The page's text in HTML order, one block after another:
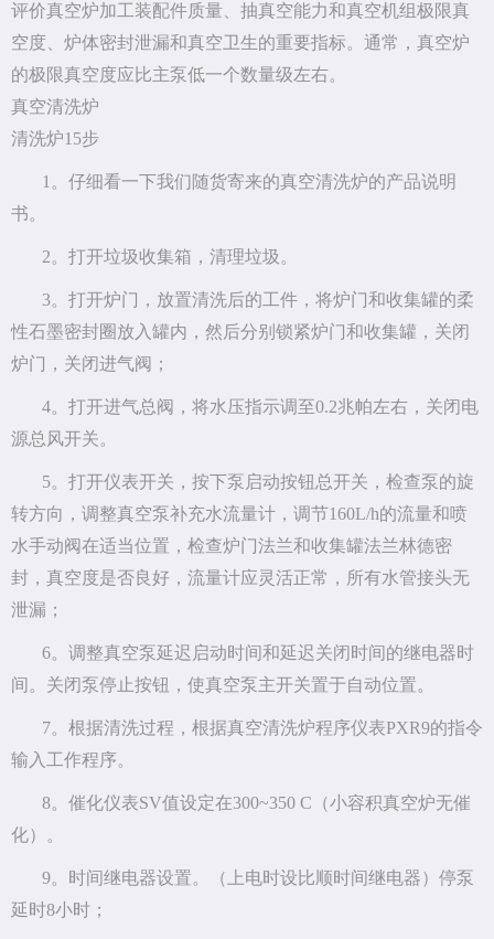
评价真空炉加工装配件质量、抽真空能力和真空机组极限真
空度、炉体密封泄漏和真空卫生的重要指标。通常，真空炉
的极限真空度应比主泵低一个数量级左右。
真空清洗炉
清洗炉15步
1。仔细看一下我们随货寄来的真空清洗炉的产品说明
书。
2。打开垃圾收集箱，清理垃圾。
3。打开炉门，放置清洗后的工件，将炉门和收集罐的柔
性石墨密封圈放入罐内，然后分别锁紧炉门和收集罐，关闭
炉门，关闭进气阀；
4。打开进气总阀，将水压指示调至0.2兆帕左右，关闭电
源总风开关。
5。打开仪表开关，按下泵启动按钮总开关，检查泵的旋
转方向，调整真空泵补充水流量计，调节160L/h的流量和喷
水手动阀在适当位置，检查炉门法兰和收集罐法兰林德密
封，真空度是否良好，流量计应灵活正常，所有水管接头无
泄漏；
6。调整真空泵延迟启动时间和延迟关闭时间的继电器时
间。关闭泵停止按钮，使真空泵主开关置于自动位置。
7。根据清洗过程，根据真空清洗炉程序仪表PXR9的指令
输入工作程序。
8。催化仪表SV值设定在300~350 C（小容积真空炉无催
化）。
9。时间继电器设置。（上电时设比顺时间继电器）停泵
延时8小时；